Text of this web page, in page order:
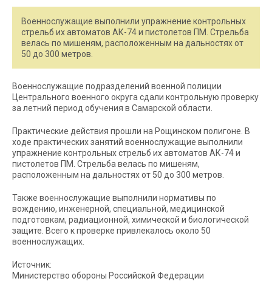
Военнослужащие выполнили упражнение контрольных
стрельб их автоматов АК-74 и пистолетов ПМ. Стрельба
велась по мишеням, расположенным на дальностях от
50 до 300 метров.
Военнослужащие подразделений военной полиции
Центрального военного округа сдали контрольную проверку
за летний период обучения в Самарской области.
Практические действия прошли на Рощинском полигоне. В
ходе практических занятий военнослужащие выполнили
упражнение контрольных стрельб их автоматов АК-74 и
пистолетов ПМ. Стрельба велась по мишеням,
расположенным на дальностях от 50 до 300 метров.
Также военнослужащие выполнили нормативы по
вождению, инженерной, специальной, медицинской
подготовкам, радиационной, химической и биологической
защите. Всего к проверке привлекалось около 50
военнослужащих.
Источник:
Министерство обороны Российской Федерации